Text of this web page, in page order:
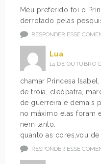
Meu preferido foi o
derrotado pelas
RESPONDER ESSE
Lua
14 DE OUTUBRO
chamar Princesa
de tróia, cleópatra,
de guerreira é demais
no máximo elas foram
nem tanto.
quanto as cores,vou
RESPONDER ESSE